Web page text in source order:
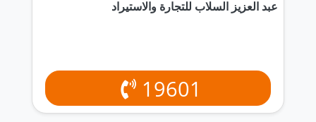
عبد العزيز السلاب للتجارة والاستيراد
19601